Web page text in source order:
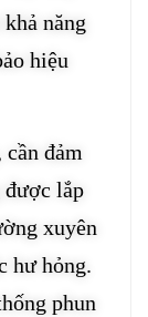
năng
hiệu
đảm
được lắp
xuyên
hư hỏng.
phun